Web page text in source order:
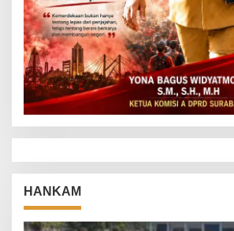
HANKAM